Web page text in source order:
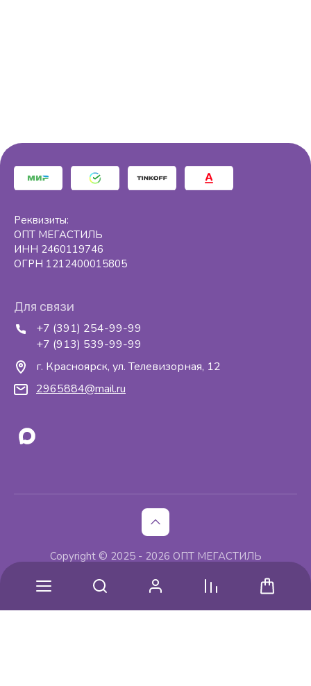
Для связи
+7 (391) 254-99-99
+7 (913) 539-99-99
г. Красноярск, ул. Телевизорная, 12
2965884@mail.ru
Реквизиты:
ОПТ МЕГАСТИЛЬ
ИНН 2460119746
ОГРН 1212400015805
Copyright © 2025 - 2026 ОПТ МЕГАСТИЛЬ